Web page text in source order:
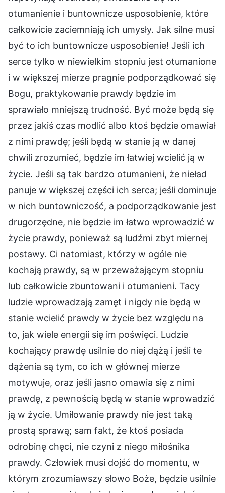
otumanienie i buntownicze usposobienie, które
całkowicie zaciemniają ich umysły. Jak silne musi
być to ich buntownicze usposobienie! Jeśli ich
serce tylko w niewielkim stopniu jest otumanione
i w większej mierze pragnie podporządkować się
Bogu, praktykowanie prawdy będzie im
sprawiało mniejszą trudność. Być może będą się
przez jakiś czas modlić albo ktoś będzie omawiał
z nimi prawdę; jeśli będą w stanie ją w danej
chwili zrozumieć, będzie im łatwiej wcielić ją w
życie. Jeśli są tak bardzo otumanieni, że nieład
panuje w większej części ich serca; jeśli dominuje
w nich buntowniczość, a podporządkowanie jest
drugorzędne, nie będzie im łatwo wprowadzić w
życie prawdy, ponieważ są ludźmi zbyt miernej
postawy. Ci natomiast, którzy w ogóle nie
kochają prawdy, są w przeważającym stopniu
lub całkowicie zbuntowani i otumanieni. Tacy
ludzie wprowadzają zamęt i nigdy nie będą w
stanie wcielić prawdy w życie bez względu na
to, jak wiele energii się im poświęci. Ludzie
kochający prawdę usilnie do niej dążą i jeśli te
dążenia są tym, co ich w głównej mierze
motywuje, oraz jeśli jasno omawia się z nimi
prawdę, z pewnością będą w stanie wprowadzić
ją w życie. Umiłowanie prawdy nie jest taką
prostą sprawą; sam fakt, że ktoś posiada
odrobinę chęci, nie czyni z niego miłośnika
prawdy. Człowiek musi dojść do momentu, w
którym zrozumiawszy słowo Boże, będzie usilnie